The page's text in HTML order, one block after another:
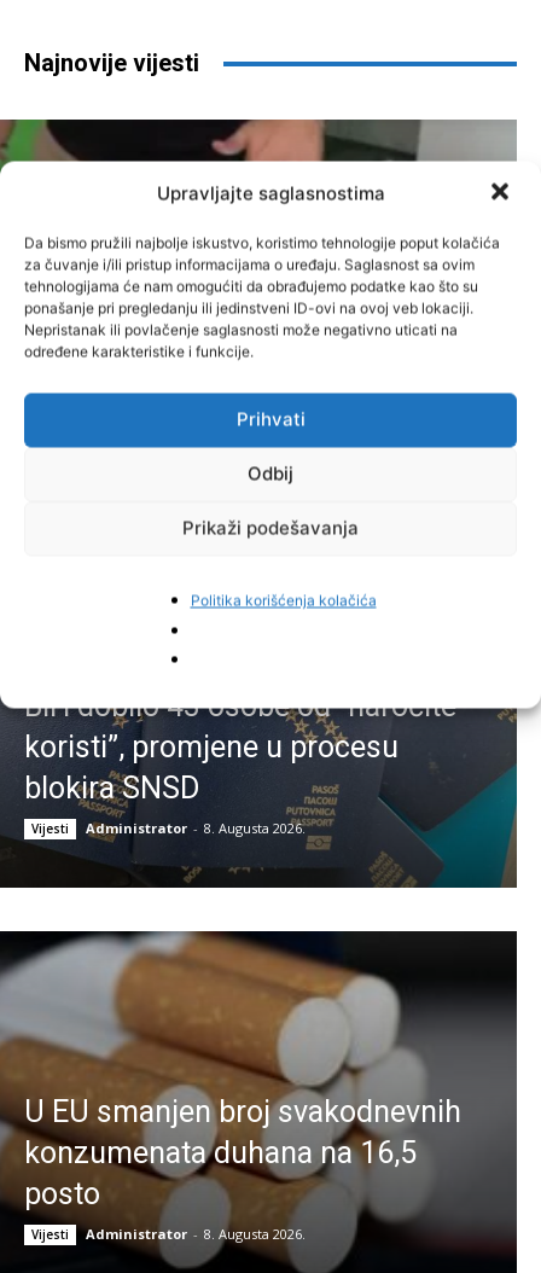
Upravljajte saglasnostima
Da bismo pružili najbolje iskustvo, koristimo tehnologije poput kolačića
za čuvanje i/ili pristup informacijama o uređaju. Saglasnost sa ovim
tehnologijama će nam omogućiti da obrađujemo podatke kao što su
ponašanje pri pregledanju ili jedinstveni ID-ovi na ovoj veb lokaciji.
Nepristanak ili povlačenje saglasnosti može negativno uticati na
određene karakteristike i funkcije.
Prihvati
Odbij
Prikaži podešavanja
Politika korišćenja kolačića
Najnovije vijesti
CIK BiH ovjerio liste za
kompenzacijske mandate:
Odobrena 773 kandidata,
8. Augusta 2026.
Za tri i po godine državljanstvo
BiH dobilo 43 osobe od “naročite
koristi”, promjene u procesu
blokira SNSD
Vijesti Administrator - 8. Augusta 2026.
U EU smanjen broj svakodnevnih
konzumenata duhana na 16,5
posto
Vijesti Administrator - 8. Augusta 2026.